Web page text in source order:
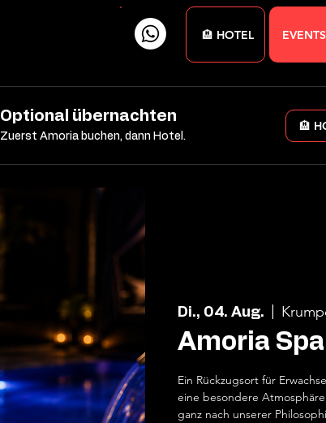
🏨 HOTEL
Optional übernachten
Zuerst Amoria buchen, dann Hotel.
🏨
Di., 04. Aug.
Amoria
Ein Rückzugsort für
eine besondere
ganz nach unserer